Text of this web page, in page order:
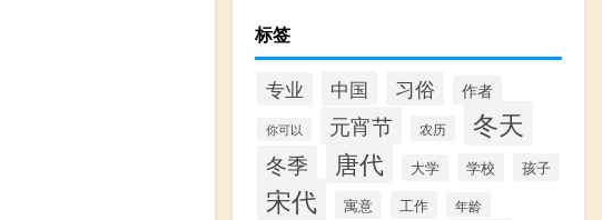
标签
专业 中国 习俗 作者
你可以 元宵节 农历 冬天
冬季 唐代 大学 学校 孩子
宋代 寓意 工作 年龄